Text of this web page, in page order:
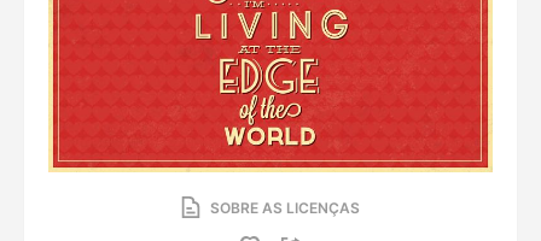
SOBRE AS LICENÇAS